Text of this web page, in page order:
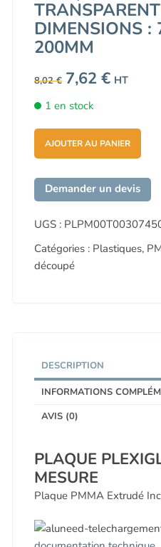
DIMENSIONS :
200MM
8,02€ Le
prix
était :
7,62€Le
prix
HT
1 en stock
AJOUTER AU PANIER
Demander un devis
UGS :
Catégories : Plastiques,
découpé
DESCRIPTION
INFORMATIONS
AVIS (0)
PLAQUE
MESURE
Plaque PMMA Extrudé